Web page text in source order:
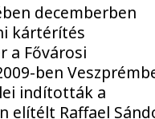
decemberben
kártérítés
a Fővárosi
ben
indították a
elítélt Raffael